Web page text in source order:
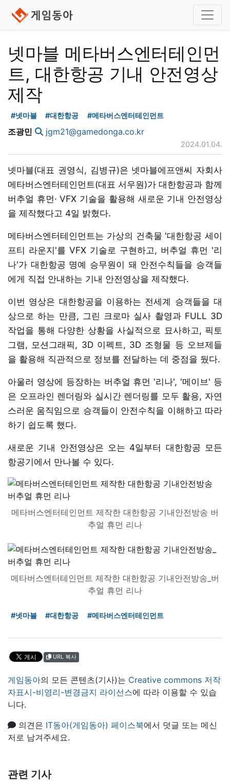
넷마블 메타버스엔터테인먼
트, 대한항공 기내 안전영상
제작
#넷마블 #대한항공 #메타버스엔터테인먼트
조광민 jgm21@gamedonga.co.kr
2024.01.04.
넷마블(대표 권영식, 김병규)은 넷마블에프앤씨 자회사
메타버스엔터테인먼트(대표 서우원)가 대한항공과 함께
버추얼 휴먼· VFX 기술을 활용해 새로운 기내 안전영상
을 제작했다고 4일 밝혔다.
메타버스엔터테인먼트는 가상의 건축물 '대한항공 세이
프티 라운지'를 VFX 기술로 구현하고, 버추얼 휴먼 '리
나'가 대한항공 명예 승무원이 돼 안전수칙들을 승객들
에게 직접 안내하는 기내 안전영상을 제작했다.
이번 영상은 대한항공을 이용하는 전세계 승객들을 대
상으로 하는 만큼, 그린 크로마 실사 촬영과 FULL 3D
작업을 통해 다양한 상황을 사실적으로 묘사하고, 픽토
그램, 모션그래픽, 3D 이펙트, 3D 조형물 등 오브제들
을 활용해 직관적으로 정보를 전달하는 데 중점을 뒀다.
아울러 영상에 등장하는 버추얼 휴먼 '리나', '메이브' 등
은 오프라인 렌더링와 실시간 렌더링를 모두 활용, 자연
스러운 움직임으로 승객들이 안전수칙을 이해하고 따라
하기 쉽도록 했다.
새로운 기내 안전영상은 오는 4일부터 대한항공 모든
항공기에서 만나볼 수 있다.
메타버스엔터테인먼트 제작한 대한항공 기내안전방송 버
추얼 휴먼 리나
메타버스엔터테인먼트 제작한 대한항공 기내안전방송_버
추얼 휴먼 리나
#넷마블 #대한항공 #메타버스엔터테인먼트
URL 복사
게임동아의 모든 콘텐츠(기사)는 Creative commons 저작
자표시-비영리-변경금지 라이선스에 따라 이용할 수 있습
니다.
의견은 IT동아(게임동아) 페이스북에서 덧글 또는 메신
저로 남겨주세요.
관련 기사